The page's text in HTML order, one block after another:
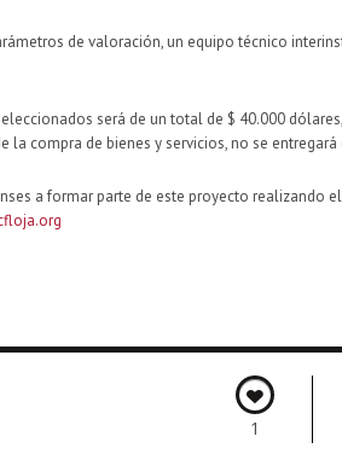
de valoración, un equipo técnico
será de un total de $ 40.000
compra de bienes y servicios, no se
a formar parte de este proyecto
1